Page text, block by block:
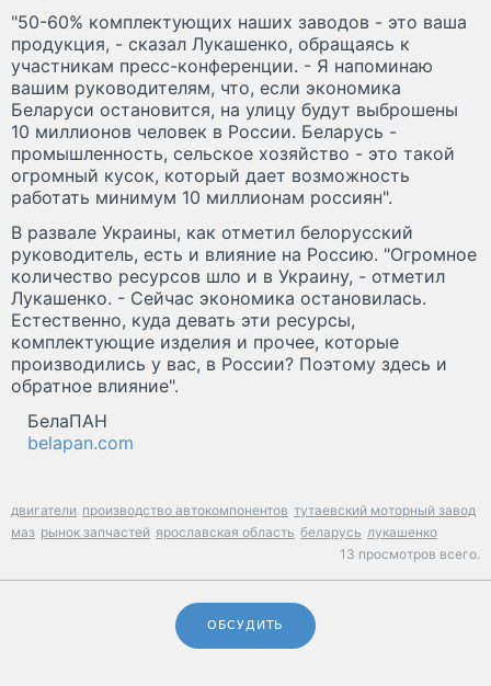
"50-60% комплектующих наших заводов - это ваша
продукция, - сказал Лукашенко, обращаясь к
участникам пресс-конференции. - Я напоминаю
вашим руководителям, что, если экономика
Беларуси остановится, на улицу будут выброшены
10 миллионов человек в России. Беларусь -
промышленность, сельское хозяйство - это такой
огромный кусок, который дает возможность
работать минимум 10 миллионам россиян".
В развале Украины, как отметил белорусский
руководитель, есть и влияние на Россию. "Огромное
количество ресурсов шло и в Украину, - отметил
Лукашенко. - Сейчас экономика остановилась.
Естественно, куда девать эти ресурсы,
комплектующие изделия и прочее, которые
производились у вас, в России? Поэтому здесь и
обратное влияние".
БелаПАН
belapan.com
двигатели производство автокомпонентов тутаевский моторный завод
маз рынок запчастей ярославская область беларусь лукашенко
13 просмотров всего.
ОБСУДИТЬ